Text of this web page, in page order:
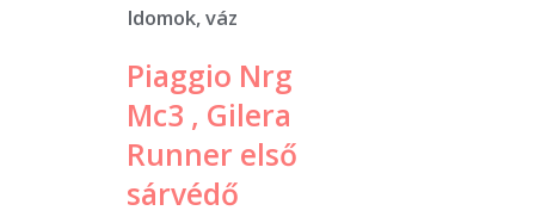
Idomok, váz
Piaggio Nrg
Mc3 , Gilera
Runner első
sárvédő